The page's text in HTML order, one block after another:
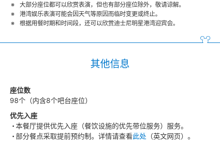
大部分座位都可以欣赏表演，但也有部分座位除外，敬请谅解。
港湾娱乐表演可能会因天气等原因而临时变更或终止。
根据用餐时期和时间段，还可以欣赏迪士尼明星港湾迎宾会。
其他信息
座位数
98个（内含8个吧台座位）
优先入座
本餐厅提供优先入座（餐饮设施的优先带位服务）服务。
部分餐点采取提前预约制。详情请查看此处 （英文网页）。